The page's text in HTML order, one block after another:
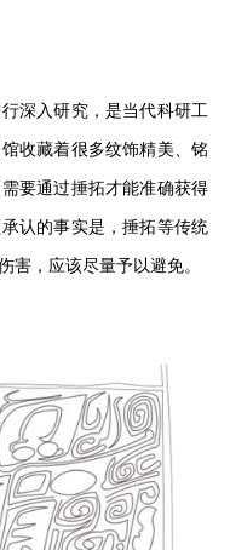
深入研究，是当代科研工
收藏着很多纹饰精美、铭
要通过捶拓才能准确获得
认的事实是，捶拓等传统
害，应该尽量予以避免。